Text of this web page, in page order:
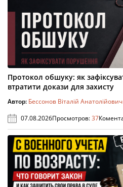
Протокол обшуку: як
втратити докази для захисту
Автор: Бессонов Віталій Анатолійович
07.08.2026Просмотров:37